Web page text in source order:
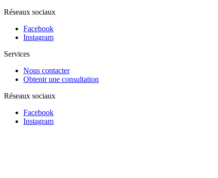
Réseaux sociaux
Facebook
Instagram
Services
Nous contacter
Obtenir une consultation
Réseaux sociaux
Facebook
Instagram